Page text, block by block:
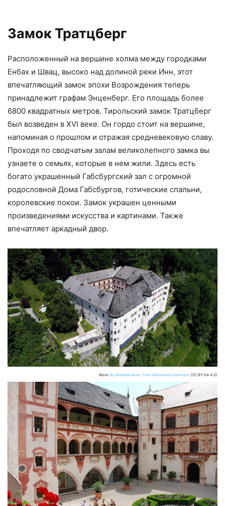
Замок Тратцберг
Расположенный на вершине холма между городками
Енбах и Швац, высоко над долиной реки Инн, этот
впечатляющий замок эпохи Возрождения теперь
принадлежит графам Энценберг. Его площадь более
6800 квадратных метров. Тирольский замок Тратцберг
был возведен в XVI веке. Он гордо стоит на вершине,
напоминая о прошлом и отражая средневековую славу.
Проходя по сводчатым залам великолепного замка вы
узнаете о семьях, которые в нем жили. Здесь есть
богато украшенный Габсбургский зал с огромной
родословной Дома Габсбургов, готические спальни,
королевские покои. Замок украшен ценными
произведениями искусства и картинами. Также
впечатляет аркадный двор.
Фото: By Wolkenkratzer, from Wikimedia Commons (CC BY-SA 4.0)